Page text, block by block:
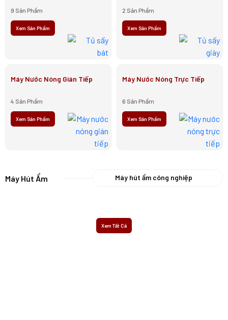
9 Sản Phẩm
Xem Sản Phẩm
2 Sản Phẩm
Xem Sản Phẩm
Máy Nước Nóng Gián Tiếp
4 Sản Phẩm
Xem Sản Phẩm
Máy Nước Nóng Trực Tiếp
6 Sản Phẩm
Xem Sản Phẩm
Máy Hút Ẩm
Máy hút ẩm công nghiệp
Máy sưởi
Xem Tất Cả